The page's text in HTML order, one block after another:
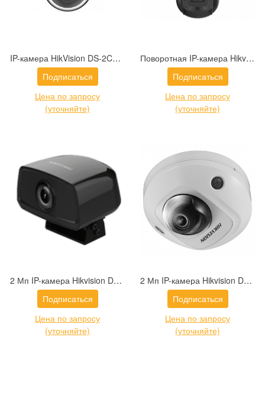
IP-камера HikVision DS-2CD3166G2-ISU (H) 4
Подписаться
Цена по запросу
(уточняйте)
Поворотная IP-камера Hikvision DS-2DF8C842IXS-AEL (T5)
Подписаться
Цена по запросу
(уточняйте)
2 Мп IP-камера Hikvision DS-2XM6222FWD-IM (6 мм) для транспорта с обнаружением лиц
Подписаться
Цена по запросу
(уточняйте)
2 Мп IP-камера Hikvision DS-2XM6726FWD-IM (4 мм) для транспорта
Подписаться
Цена по запросу
(уточняйте)